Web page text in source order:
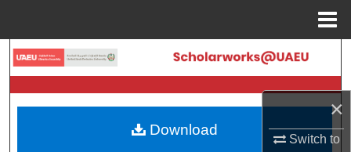
×
Switch to
Search
Browse Collections
My Account
Download